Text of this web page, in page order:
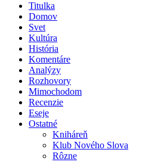
Titulka
Domov
Svet
Kultúra
História
Komentáre
Analýzy
Rozhovory
Mimochodom
Recenzie
Eseje
Ostatné
Kniháreň
Klub Nového Slova
Rôzne